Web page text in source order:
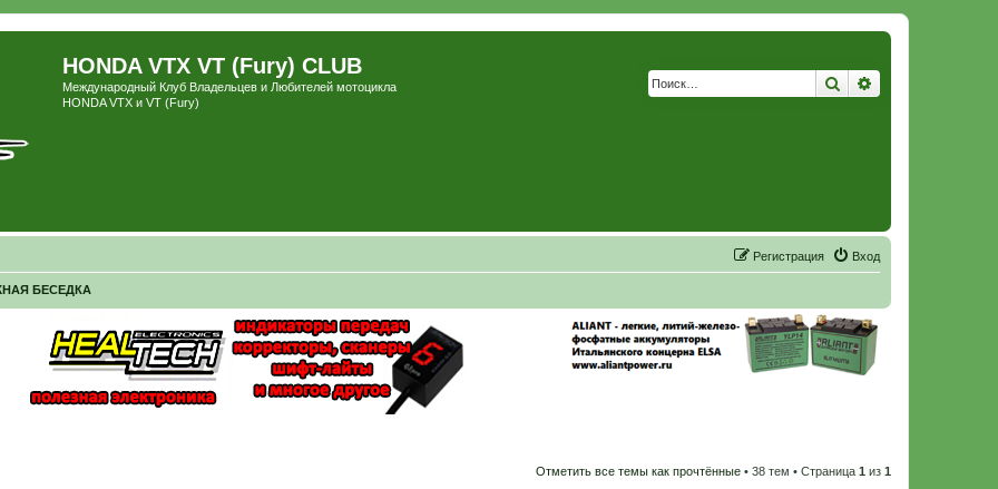
HONDA VTX VT (Fury) CLUB
Международный Клуб Владельцев и Любителей мотоцикла
HONDA VTX и VT (Fury)
Поиск
Вход
Регистрация
БЕСЕДКА
Отметить все темы как прочтённые • 38 тем • Страница 1 из 1